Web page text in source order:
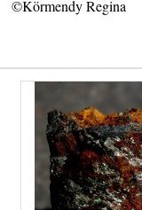
©Körmendy Regina